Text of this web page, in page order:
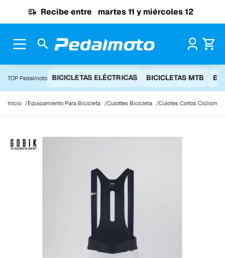
Recibe entre martes 11 y miércoles 12
TOP Pedalmoto BICICLETAS ELÉCTRICAS BICICLETAS MTB
Inicio Equipamiento Para Bicicleta Culottes Bicicleta Culotes Cortos Ciclismo